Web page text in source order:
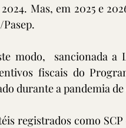
Mas, em 2025 e
Pasep.
modo,  sancionada a
fiscais do
durante a pandemia
registrados como